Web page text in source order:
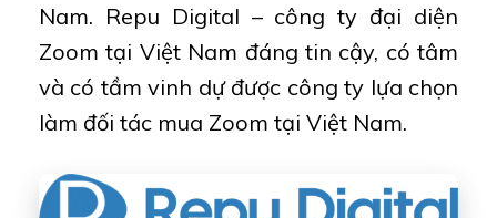
Nam. Repu Digital – công ty đại diện
Zoom tại Việt Nam đáng tin cậy, có tâm
và có tầm vinh dự được công ty lựa chọn
làm đối tác mua Zoom tại Việt Nam.